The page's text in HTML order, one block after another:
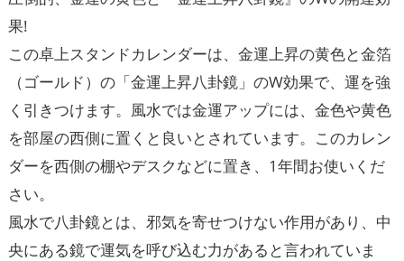
果!
この卓上スタンドカレンダーは、金運上昇の黄色と金箔
（ゴールド）の「金運上昇八卦鏡」のW効果で、運を強
く引きつけます。風水では金運アップには、金色や黄色
を部屋の西側に置くと良いとされています。このカレン
ダーを西側の棚やデスクなどに置き、1年間お使いくだ
さい。
風水で八卦鏡とは、邪気を寄せつけない作用があり、中
央にある鏡で運気を呼び込む力があると言われていま